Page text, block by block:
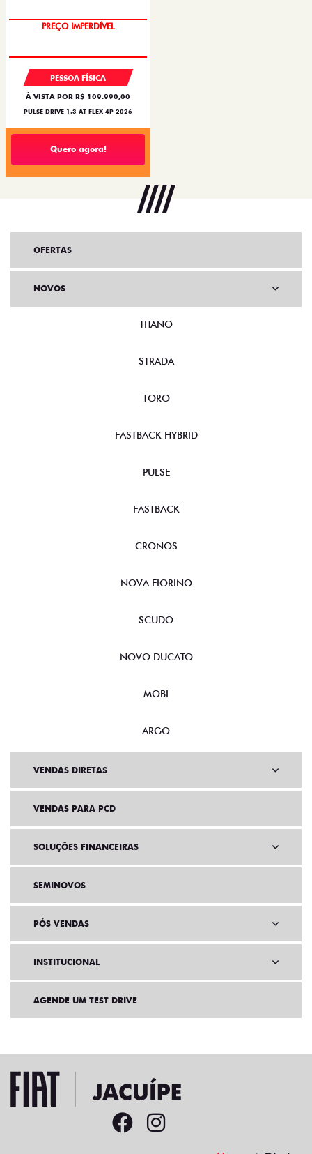
PREÇO IMPERDÍVEL
PESSOA FÍSICA
À VISTA POR R$ 109.990,00
PULSE DRIVE 1.3 AT FLEX 4P 2026
Quero agora!
OFERTAS
NOVOS
TITANO
STRADA
TORO
FASTBACK HYBRID
PULSE
FASTBACK
CRONOS
NOVA FIORINO
SCUDO
NOVO DUCATO
MOBI
ARGO
VENDAS DIRETAS
VENDAS PARA PCD
SOLUÇÕES FINANCEIRAS
SEMINOVOS
PÓS VENDAS
INSTITUCIONAL
AGENDE UM TEST DRIVE